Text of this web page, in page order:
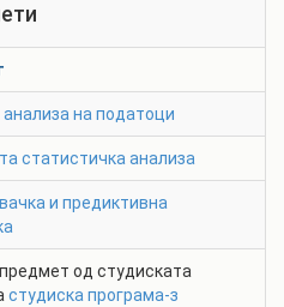
анализа на податоци
статистичка анализа
и предиктивна
од студиската
студиска програма-з